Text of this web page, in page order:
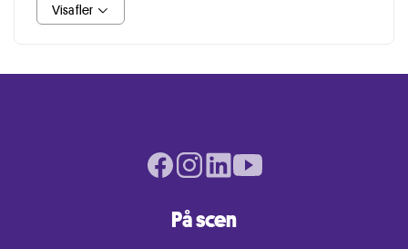
Visa fler
På scen
Facebook page
Instagram page
LinkedIn pageYoutube page